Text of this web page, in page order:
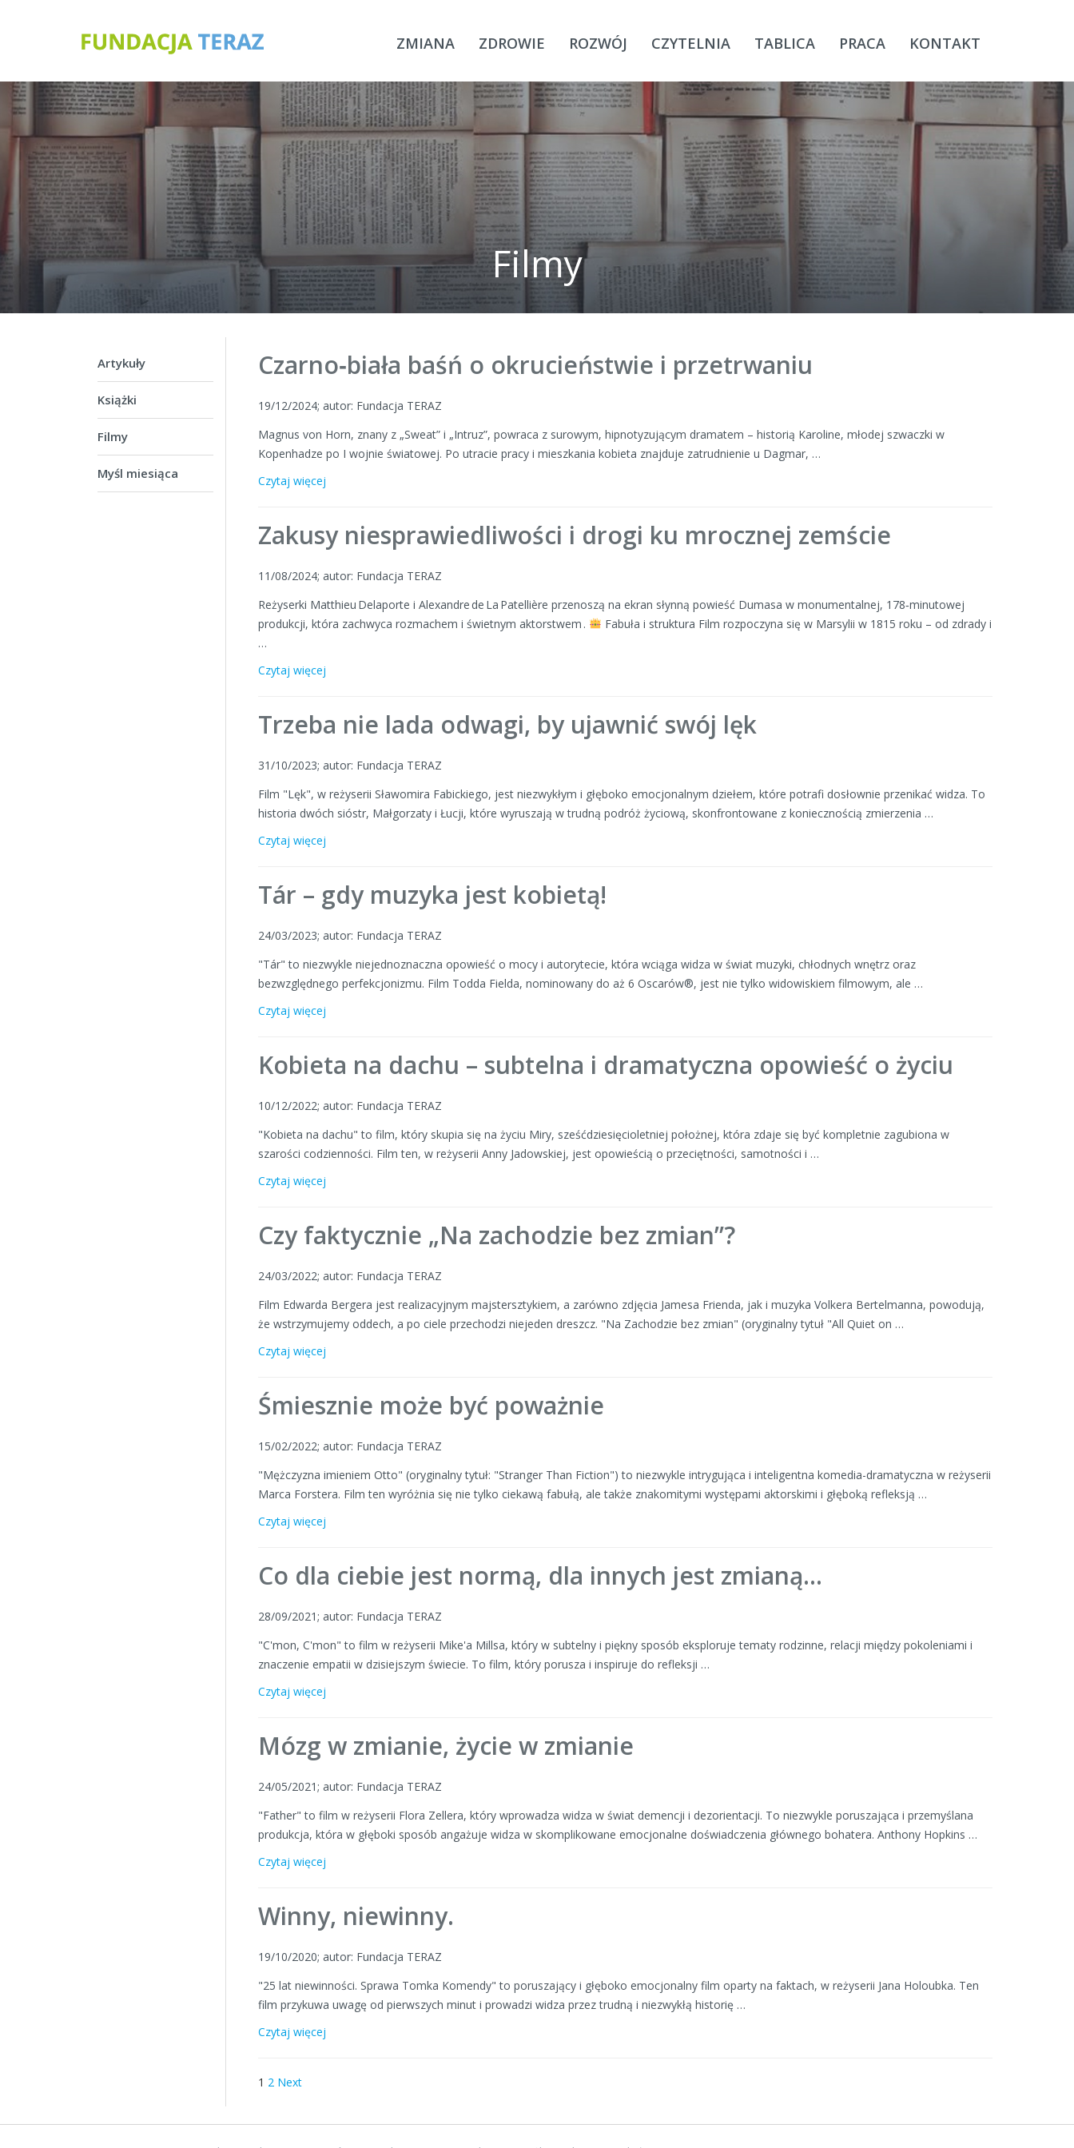
ZMIANA ZDROWIE ROZWÓJ CZYTELNIA TABLICA PRACA KONTAKT
Filmy
Artykuły
Książki
Filmy
Myśl miesiąca
Czarno‑biała baśń o okrucieństwie i przetrwaniu
19/12/2024; autor: Fundacja TERAZ
Magnus von Horn, znany z „Sweat” i „Intruz”, powraca z surowym, hipnotyzującym dramatem – historią Karoline, młodej szwaczki w
Kopenhadze po I wojnie światowej. Po utracie pracy i mieszkania kobieta znajduje zatrudnienie u Dagmar, …
Czytaj więcej
Zakusy niesprawiedliwości i drogi ku mrocznej zemście
11/08/2024; autor: Fundacja TERAZ
Reżyserki Matthieu Delaporte i Alexandre de La Patellière przenoszą na ekran słynną powieść Dumasa w monumentalnej, 178‑minutowej
produkcji, która zachwyca rozmachem i świetnym aktorstwem .
Fabuła i struktura Film rozpoczyna się w Marsylii w 1815 roku – od zdrady i
…
Czytaj więcej
Trzeba nie lada odwagi, by ujawnić swój lęk
31/10/2023; autor: Fundacja TERAZ
Film "Lęk", w reżyserii Sławomira Fabickiego, jest niezwykłym i głęboko emocjonalnym dziełem, które potrafi dosłownie przenikać widza. To
historia dwóch sióstr, Małgorzaty i Łucji, które wyruszają w trudną podróż życiową, skonfrontowane z koniecznością zmierzenia …
Czytaj więcej
Tár – gdy muzyka jest kobietą!
24/03/2023; autor: Fundacja TERAZ
"Tár" to niezwykle niejednoznaczna opowieść o mocy i autorytecie, która wciąga widza w świat muzyki, chłodnych wnętrz oraz
bezwzględnego perfekcjonizmu. Film Todda Fielda, nominowany do aż 6 Oscarów®, jest nie tylko widowiskiem filmowym, ale …
Czytaj więcej
Kobieta na dachu – subtelna i dramatyczna opowieść o życiu
10/12/2022; autor: Fundacja TERAZ
"Kobieta na dachu" to film, który skupia się na życiu Miry, sześćdziesięcioletniej położnej, która zdaje się być kompletnie zagubiona w
szarości codzienności. Film ten, w reżyserii Anny Jadowskiej, jest opowieścią o przeciętności, samotności i …
Czytaj więcej
Czy faktycznie „Na zachodzie bez zmian”?
24/03/2022; autor: Fundacja TERAZ
Film Edwarda Bergera jest realizacyjnym majstersztykiem, a zarówno zdjęcia Jamesa Frienda, jak i muzyka Volkera Bertelmanna, powodują,
że wstrzymujemy oddech, a po ciele przechodzi niejeden dreszcz. "Na Zachodzie bez zmian" (oryginalny tytuł "All Quiet on …
Czytaj więcej
Śmiesznie może być poważnie
15/02/2022; autor: Fundacja TERAZ
"Mężczyzna imieniem Otto" (oryginalny tytuł: "Stranger Than Fiction") to niezwykle intrygująca i inteligentna komedia-dramatyczna w reżyserii
Marca Forstera. Film ten wyróżnia się nie tylko ciekawą fabułą, ale także znakomitymi występami aktorskimi i głęboką refleksją …
Czytaj więcej
Co dla ciebie jest normą, dla innych jest zmianą…
28/09/2021; autor: Fundacja TERAZ
"C'mon, C'mon" to film w reżyserii Mike'a Millsa, który w subtelny i piękny sposób eksploruje tematy rodzinne, relacji między pokoleniami i
znaczenie empatii w dzisiejszym świecie. To film, który porusza i inspiruje do refleksji …
Czytaj więcej
Mózg w zmianie, życie w zmianie
24/05/2021; autor: Fundacja TERAZ
"Father" to film w reżyserii Flora Zellera, który wprowadza widza w świat demencji i dezorientacji. To niezwykle poruszająca i przemyślana
produkcja, która w głęboki sposób angażuje widza w skomplikowane emocjonalne doświadczenia głównego bohatera. Anthony Hopkins …
Czytaj więcej
Winny, niewinny.
19/10/2020; autor: Fundacja TERAZ
"25 lat niewinności. Sprawa Tomka Komendy" to poruszający i głęboko emocjonalny film oparty na faktach, w reżyserii Jana Holoubka. Ten
film przykuwa uwagę od pierwszych minut i prowadzi widza przez trudną i niezwykłą historię …
Czytaj więcej
1 2 Next